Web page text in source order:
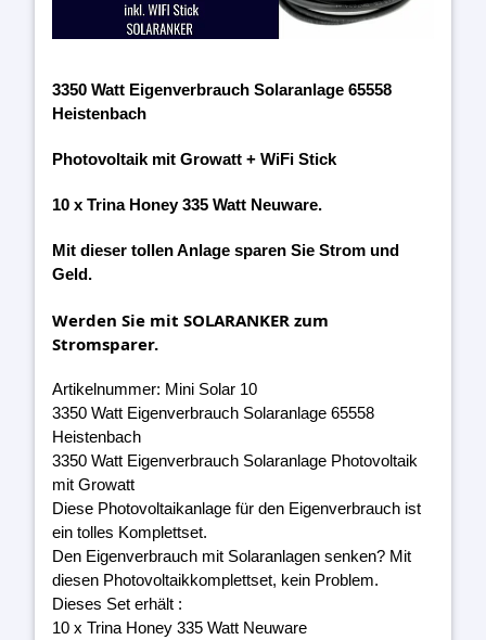
3350 Watt Eigenverbrauch Solaranlage 65558
Heistenbach
Photovoltaik mit Growatt + WiFi Stick
10 x Trina Honey 335 Watt Neuware.
Mit dieser tollen Anlage sparen Sie Strom und
Geld.
Werden Sie mit SOLARANKER zum
Stromsparer.
Artikelnummer: Mini Solar 10
3350 Watt Eigenverbrauch Solaranlage 65558
Heistenbach
3350 Watt Eigenverbrauch Solaranlage Photovoltaik
mit Growatt
Diese Photovoltaikanlage für den Eigenverbrauch ist
ein tolles Komplettset.
Den Eigenverbrauch mit Solaranlagen senken? Mit
diesen Photovoltaikkomplettset, kein Problem.
Dieses Set erhält :
10 x Trina Honey 335 Watt Neuware